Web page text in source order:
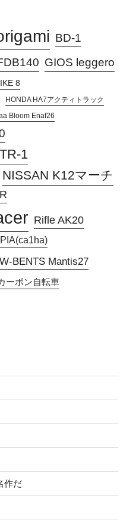
BD-1
GIOS leggero
8
HONDA HA7アクティトラック
Bloom Enaf26
1
NISSAN K12マーチ
Rifle AK20
BENTS Mantis27
ーボン自転車
作だ